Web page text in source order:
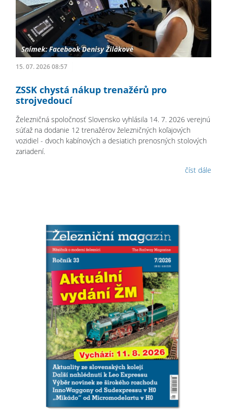
15. 07. 2026 08:57
ZSSK chystá nákup trenažérů pro
strojvedoucí
Železničná spoločnosť Slovensko vyhlásila 14. 7. 2026 verejnú
súťaž na dodanie 12 trenažérov železničných koľajových
vozidiel - dvoch kabínových a desiatich prenosných stolových
zariadení.
číst dále